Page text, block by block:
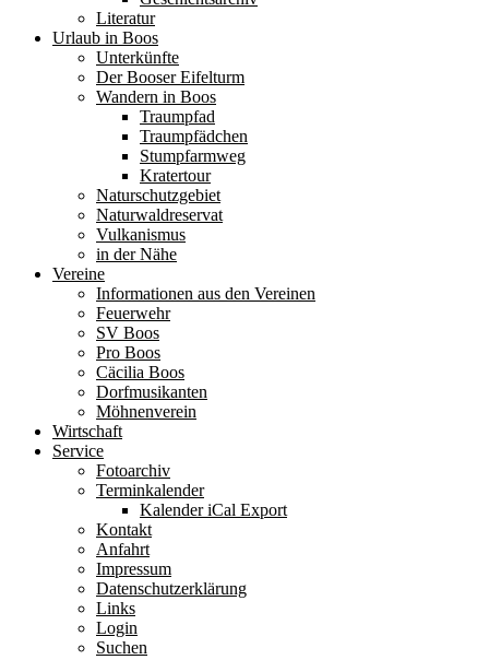
Literatur
Urlaub in Boos
Unterkünfte
Der Booser Eifelturm
Wandern in Boos
Traumpfad
Traumpfädchen
Stumpfarmweg
Kratertour
Naturschutzgebiet
Naturwaldreservat
Vulkanismus
in der Nähe
Vereine
Informationen aus den Vereinen
Feuerwehr
SV Boos
Pro Boos
Cäcilia Boos
Dorfmusikanten
Möhnenverein
Wirtschaft
Service
Fotoarchiv
Terminkalender
Kalender iCal Export
Kontakt
Anfahrt
Impressum
Datenschutzerklärung
Links
Login
Suchen